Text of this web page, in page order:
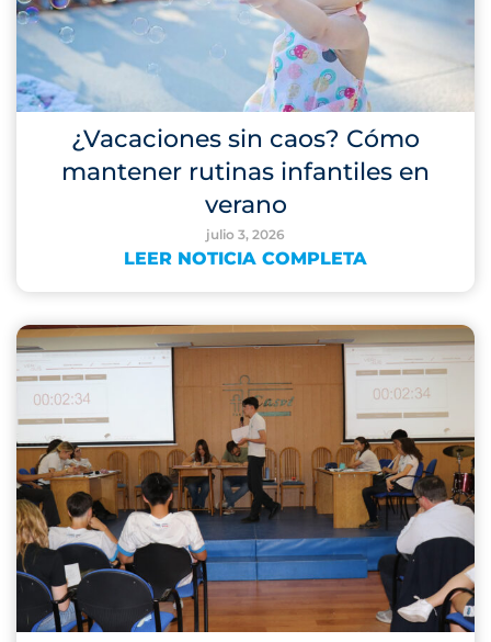
¿Vacaciones sin caos? Cómo
mantener rutinas infantiles en
verano
julio 3, 2026
LEER NOTICIA COMPLETA